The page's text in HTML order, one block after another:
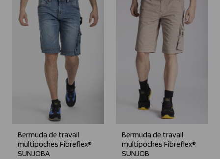
Bermuda de travail
multipoches Fibreflex®
SUNJOBA
Bermuda de travail
multipoches Fibreflex®
SUNJOB